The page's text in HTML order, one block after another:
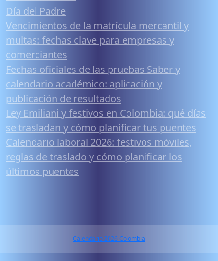
Día del Padre
Vencimientos de la matrícula mercantil y
multas: fechas clave para empresas y
comerciantes
Fechas oficiales de las pruebas Saber y
calendario académico: aplicación y
publicación de resultados
Ley Emiliani y festivos en Colombia: qué días
se trasladan y cómo planificar tus puentes
Calendario laboral 2026: festivos móviles,
reglas de traslado y cómo planificar los
últimos puentes
Calendario 2026 Colombia